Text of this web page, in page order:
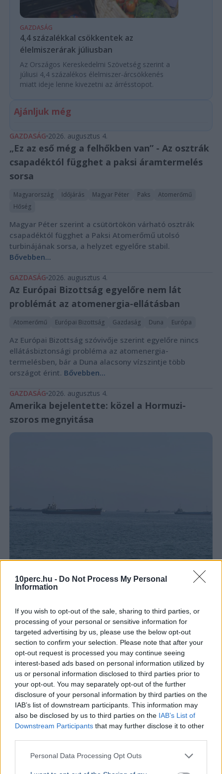
10perc.hu - Do Not Process My Personal
Information
If you wish to opt-out of the sale, sharing to third parties, or
processing of your personal or sensitive information for
targeted advertising by us, please use the below opt-out
section to confirm your selection. Please note that after your
opt-out request is processed you may continue seeing
interest-based ads based on personal information utilized by
us or personal information disclosed to third parties prior to
your opt-out. You may separately opt-out of the further
disclosure of your personal information by third parties on the
IAB’s list of downstream participants. This information may
also be disclosed by us to third parties on the IAB’s List of
Downstream Participants that may further disclose it to other
Personal Data Processing Opt Outs
GAZDASÁG
4,4 százalékkal csökkentek az
élelmiszerárak júliusban
Az Országos Kereskedelmi Szövetség szerint a
júliusi 4,4 százalékos élelmiszer-árcsökkenés
miatt ideje lenne kivezetni az árrésstopot.
Ajánljuk még
GAZDASÁG 2026. augusztus 4.
„Ez az eső még a felhőkben van” - Az osztrák
csapadéktól függhet a paksi áramtermelés
sorsa
Magyarország Időjárás Magyar Péter Paks
Atomerőmű
Hőség
Magyar Péter szerint a csütörtökön várható osztrák
csapadéktól függhet a Paksi Atomerőmű utolsó
turbinájának sorsa, a helyzet egyelőre stabil.
Bővebben...
GAZDASÁG 2026. augusztus 4.
Az Európai Bizottság egyelőre nem lát
problémát az atomenergia-ellátásban
Atomerőmű Európai Bizottság Gazdaság Duna Európa
Az Európai Bizottság szóvivője szerint egyelőre nincs
ellátásbiztonsági probléma az atomenergia-
termelésben, bár a Duna alacsony vízszintje több
országot érint. Bővebben...
GAZDASÁG 2026. augusztus 4.
Amerika bejelentette: közel a Hormuzi-
szoros megnyitása
Scott Bessent amerikai pénzügyminiszter szerint még
ma megállapodás születhet Irán és az Egyesült Államok
között a Hormuzi-szoros újranyitásáról.Bővebben...
Minimálbér
BELFÖLD
Magyarországon a legnehezebb
szegényként bíróságra menni
Az Amnesty International Magyarország szerint
bírósághoz fordulni, ezért a jövedelmi küszöb